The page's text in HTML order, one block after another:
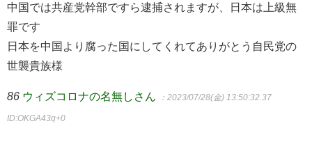
中国では共産党幹部ですら逮捕されますが、日本は上級無
罪です
日本を中国より腐った国にしてくれてありがとう自民党の
世襲貴族様
86 ウィズコロナの名無しさん ：2023/07/28(金) 13:50:32.37
ID:OKGA43q+0